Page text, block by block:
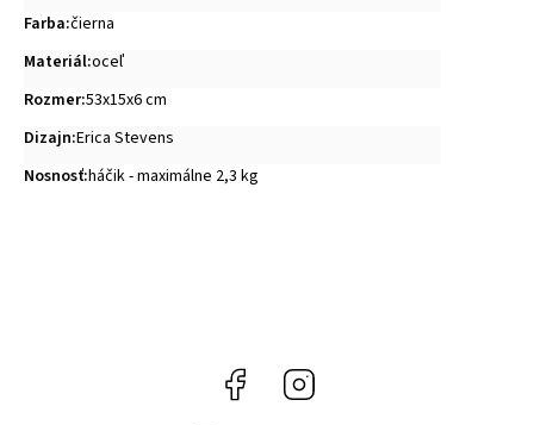
Farba:čierna
Materiál:oceľ
Rozmer:53x15x6 cm
Dizajn:Erica Stevens
Nosnosť:háčik - maximálne 2,3 kg
Facebook